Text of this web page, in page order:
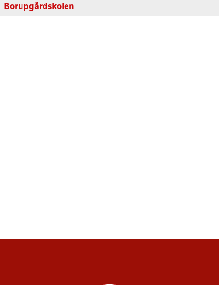
Borupgårdskolen